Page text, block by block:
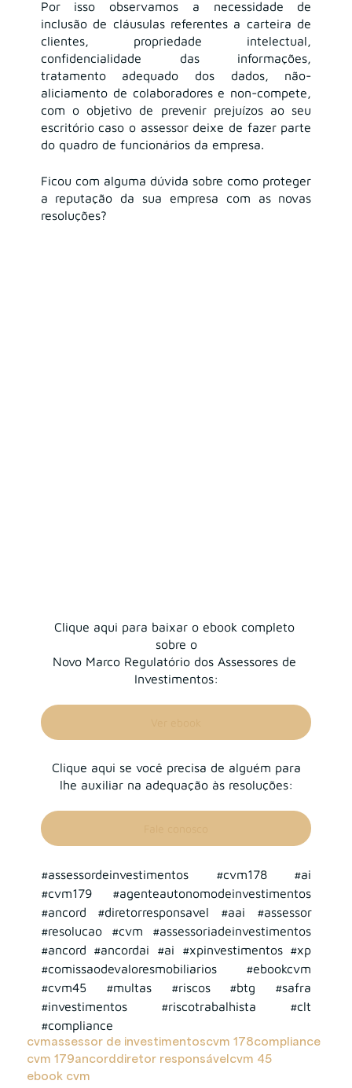
Por isso observamos a necessidade de
inclusão de cláusulas referentes a carteira de
clientes, propriedade intelectual,
confidencialidade das informações,
tratamento adequado dos dados, não-
aliciamento de colaboradores e non-compete,
com o objetivo de prevenir prejuízos ao seu
escritório caso o assessor deixe de fazer parte
do quadro de funcionários da empresa.
Ficou com alguma dúvida sobre como proteger
a reputação da sua empresa com as novas
resoluções?
Clique aqui para baixar o ebook completo
sobre o
Novo Marco Regulatório dos Assessores de
Investimentos:
Clique aqui se você precisa de alguém para
lhe auxiliar na adequação às resoluções:
#assessordeinvestimentos #cvm178
#ai
#cvm179
#agenteautonomodeinvestimentos
#ancord
#diretorresponsavel #aai
#assessor
#resolucao
#cvm
#assessoriadeinvestimentos
#ancord
#ancordai #ai #xpinvestimentos #xp
#comissaodevaloresmobiliarios
#ebookcvm
#cvm45
#multas #riscos #btg
#safra
#investimentos
#riscotrabalhista
#clt
#compliance
cvmassessor de investimentoscvm 178compliance
cvm 179ancorddiretor responsável cvm 45
ebook cvm